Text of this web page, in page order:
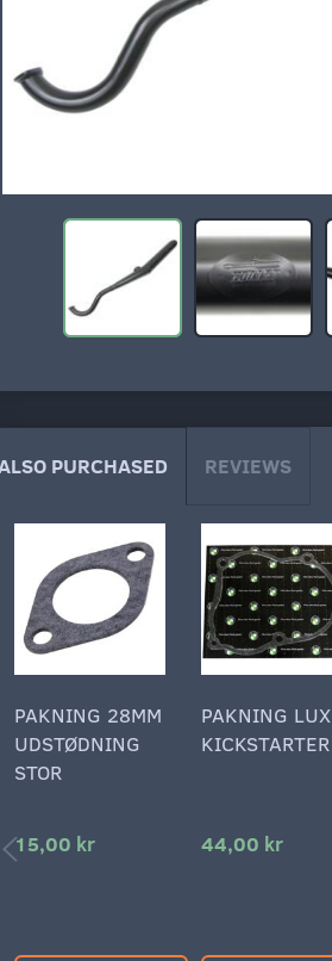
PURCHASED REVIEWS
PAKNING 28MM
UDSTØDNING
STOR
15,00 kr
PAKNING LUX
KICKSTARTER
44,00 kr